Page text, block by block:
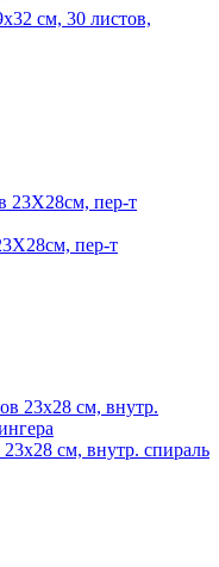
см, 30 листов,
пер-т
см, внутр. спираль